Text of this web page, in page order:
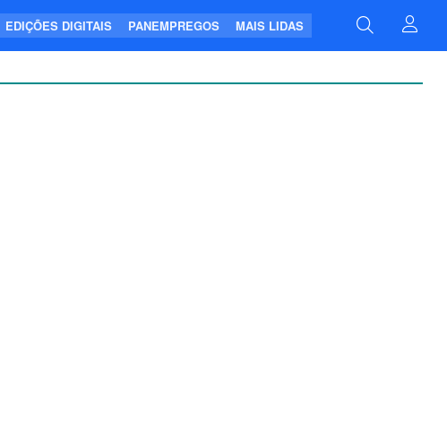
EDIÇÕES DIGITAIS PANEMPREGOS MAIS LIDAS